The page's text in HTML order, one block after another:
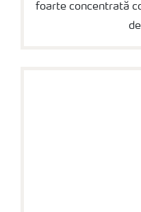
foarte concentrată